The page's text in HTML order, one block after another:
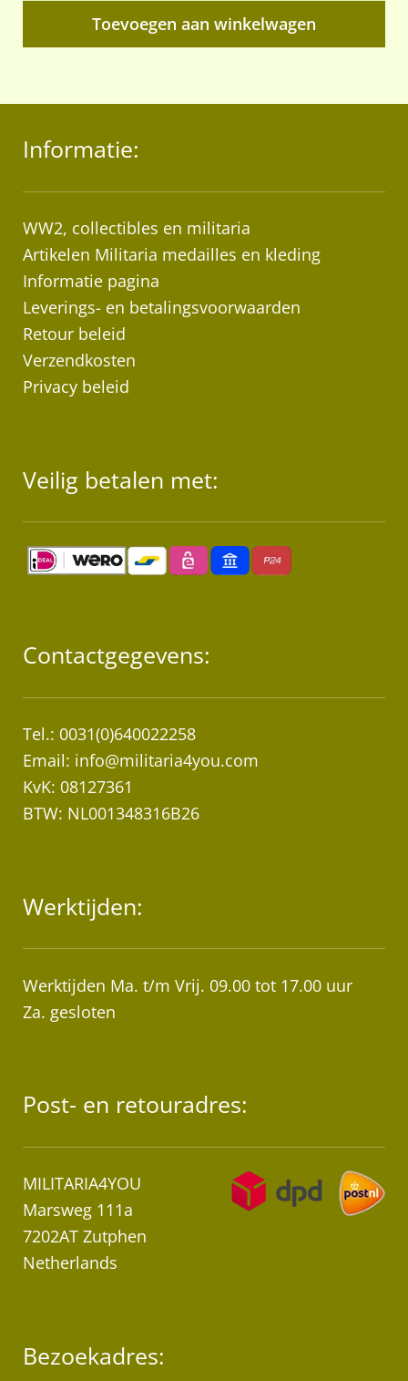
Toevoegen aan winkelwagen
Informatie:
WW2, collectibles en militaria
Artikelen Militaria medailles en kleding
Informatie pagina
Leverings- en betalingsvoorwaarden
Retour beleid
Verzendkosten
Privacy beleid
Veilig betalen met:
Contactgegevens:
Tel.: 0031(0)640022258
Email: info@militaria4you.com
KvK: 08127361
BTW: NL001348316B26
Werktijden:
Werktijden Ma. t/m Vrij. 09.00 tot 17.00 uur
Za. gesloten
Post- en retouradres:
MILITARIA4YOU
Marsweg 111a
7202AT Zutphen
Netherlands
Bezoekadres: